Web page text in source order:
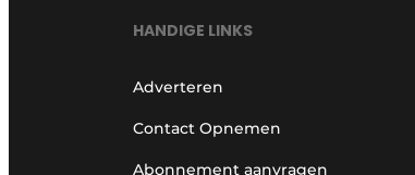
HANDIGE LINKS
Adverteren
Contact Opnemen
Abonnement aanvragen